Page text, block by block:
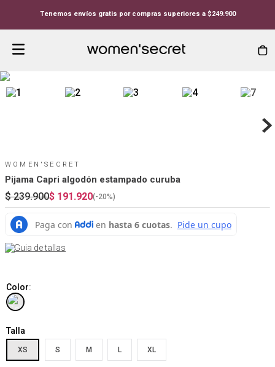
Tenemos envíos gratis por compras superiores a $249.900
WOMEN'SECRET
Pijama Capri algodón estampado curuba
$ 239.900$ 191.920(-20%)
Guia de tallas
Color:
Talla
XS S M L XL